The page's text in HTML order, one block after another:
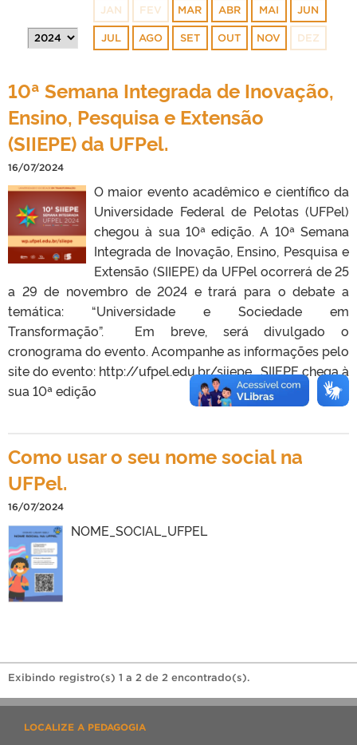
JAN FEV MAR ABR MAI JUN
JUL AGO SET OUT NOV DEZ
10ª Semana Integrada de Inovação,
Ensino, Pesquisa e Extensão
(SIIEPE) da UFPel.
16/07/2024
O maior evento acadêmico e científico da
Universidade Federal de Pelotas (UFPel)
chegou à sua 10ª edição. A 10ª Semana
Integrada de Inovação, Ensino, Pesquisa e
Extensão (SIIEPE) da UFPel ocorrerá de 25
a 29 de novembro de 2024 e trará para o debate a
temática: “Universidade e Sociedade em
Transformação”. Em breve, será divulgado o
cronograma do evento. Acompanhe as informações pelo
site do evento: http://ufpel.edu.br/siiepe. SIIEPE chega à
sua 10ª edição
Como usar o seu nome social na
UFPel.
16/07/2024
NOME_SOCIAL_UFPEL
Exibindo registro(s) 1 a 2 de 2 encontrado(s).
LOCALIZE A PEDAGOGIA